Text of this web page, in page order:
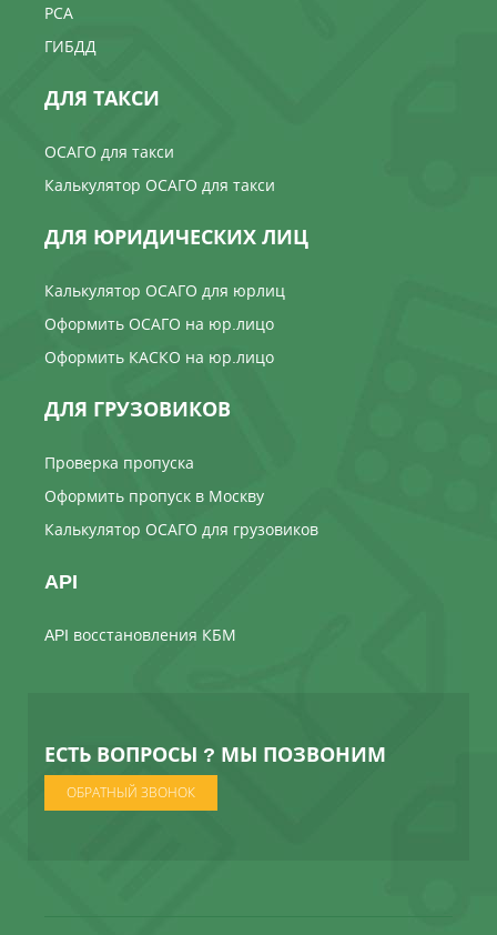
РСА
ГИБДД
ДЛЯ ТАКСИ
ОСАГО для такси
Калькулятор ОСАГО для такси
ДЛЯ ЮРИДИЧЕСКИХ ЛИЦ
Калькулятор ОСАГО для юрлиц
Оформить ОСАГО на юр.лицо
Оформить КАСКО на юр.лицо
ДЛЯ ГРУЗОВИКОВ
Проверка пропуска
Оформить пропуск в Москву
Калькулятор ОСАГО для грузовиков
API
API восстановления КБМ
ЕСТЬ ВОПРОСЫ ? МЫ ПОЗВОНИМ
ОБРАТНЫЙ ЗВОНОК